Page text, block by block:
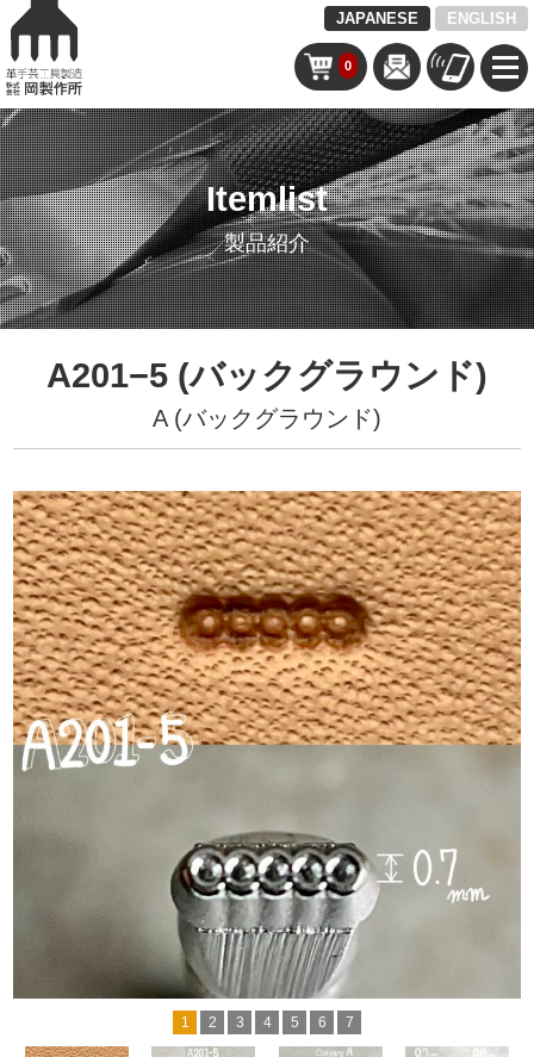
JAPANESE ENGLISH
0
Itemlist
製品紹介
A201−5 (バックグラウンド)
A (バックグラウンド)
1 2 3 4 5 6 7